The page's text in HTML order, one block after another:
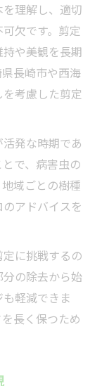
理解し、適切
欠です。剪定
や美観を長期
長崎市や西海
考慮した剪定
発な時期であ
で、病害虫の
域ごとの樹種
アドバイスを
に挑戦するの
の除去から始
軽減できま
長く保つため